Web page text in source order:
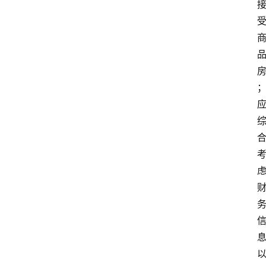
接
受
商
品
房
；
应
综
合
考
虑
财
务
信
息
以